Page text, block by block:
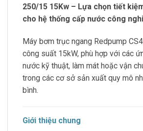
250/15 15Kw – Lựa chọn tiết
cho hệ thống cấp nước công
Máy bơm trục ngang Redpump
công suất 15kW, phù hợp với các
nước kỹ thuật, làm mát hoặc vận
trong các cơ sở sản xuất quy mô
bình.
Giới thiệu chung